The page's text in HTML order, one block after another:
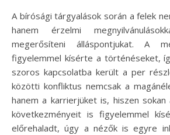
A bírósági tárgyalások során a felek
hanem érzelmi
megerősíteni álláspontjukat. A
figyelemmel kísérte a történéseket,
szoros kapcsolatba került a per
közötti konfliktus nemcsak a
hanem a karrierjüket is, hiszen
következményeit is figyelemmel
előrehaladt, úgy a nézők is egyre